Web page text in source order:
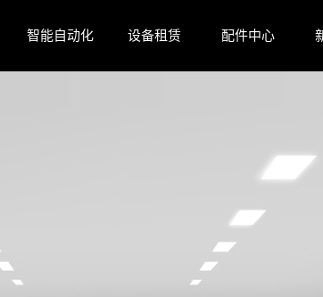
智能自动化 设备租赁 配件中心